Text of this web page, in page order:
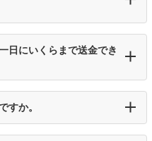
日にいくらまで送金でき
すか。